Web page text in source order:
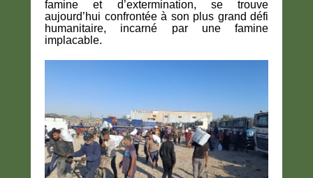
famine et d’extermination, se trouve
aujourd’hui confrontée à son plus grand défi
humanitaire, incarné par une famine
implacable.